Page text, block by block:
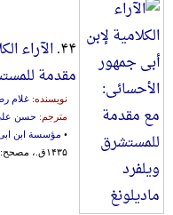
۴۴. الآراء
مقدمة
نویسنده: غلام
مترجم: حسن
• مؤسسة ابن ابی
۱۴۳۵ق.، مصحح: